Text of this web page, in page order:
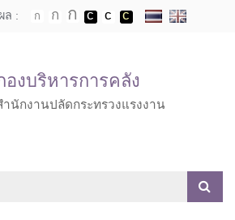
ล :
องบริหารการคลัง
ำนักงานปลัดกระทรวงแรงงาน